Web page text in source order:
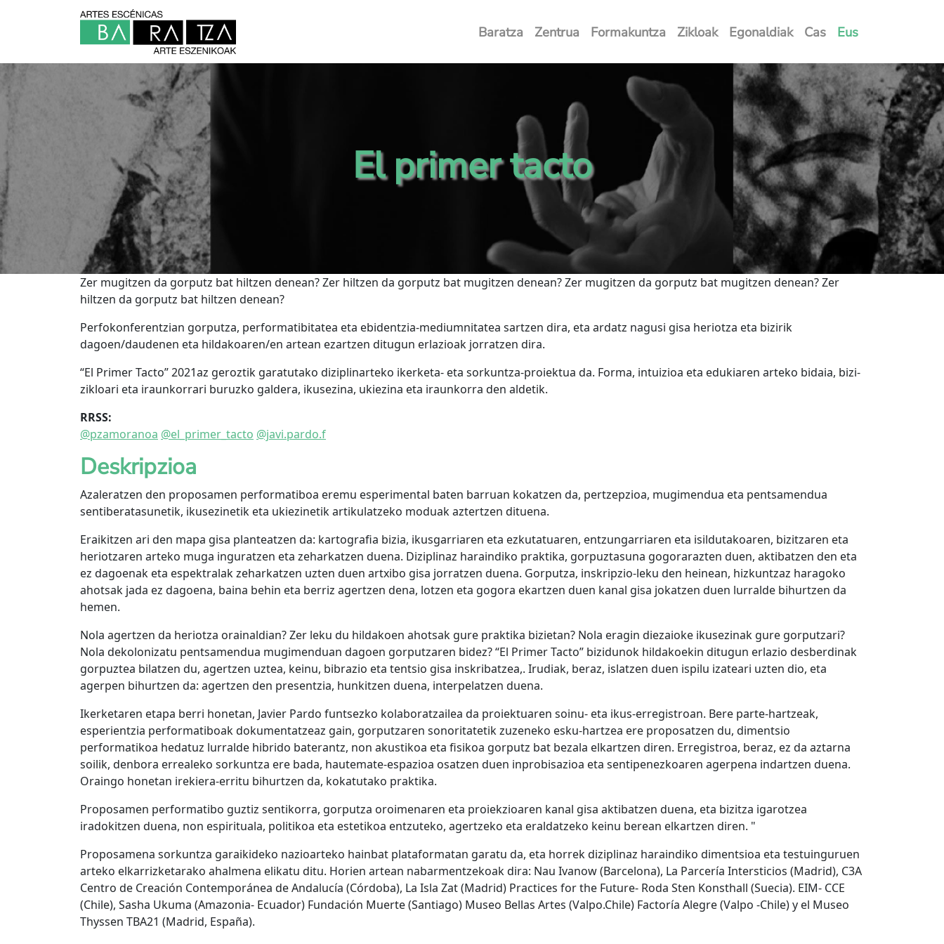
Baratza Zentrua Formakuntza Zikloak Egonaldiak Cas Eus
El primer tacto
Zer mugitzen da gorputz bat hiltzen denean? Zer hiltzen da gorputz bat mugitzen denean? Zer mugitzen da gorputz bat mugitzen denean? Zer
hiltzen da gorputz bat hiltzen denean?
Perfokonferentzian gorputza, performatibitatea eta ebidentzia-mediumnitatea sartzen dira, eta ardatz nagusi gisa heriotza eta bizirik
dagoen/daudenen eta hildakoaren/en artean ezartzen ditugun erlazioak jorratzen dira.
“El Primer Tacto” 2021az geroztik garatutako diziplinarteko ikerketa- eta sorkuntza-proiektua da. Forma, intuizioa eta edukiaren arteko bidaia, bizi-
zikloari eta iraunkorrari buruzko galdera, ikusezina, ukiezina eta iraunkorra den aldetik.
RRSS:
@pzamoranoa @el_primer_tacto @javi.pardo.f
Deskripzioa
Azaleratzen den proposamen performatiboa eremu esperimental baten barruan kokatzen da, pertzepzioa, mugimendua eta pentsamendua
sentiberatasunetik, ikusezinetik eta ukiezinetik artikulatzeko moduak aztertzen dituena.
Eraikitzen ari den mapa gisa planteatzen da: kartografia bizia, ikusgarriaren eta ezkutatuaren, entzungarriaren eta isildutakoaren, bizitzaren eta
heriotzaren arteko muga inguratzen eta zeharkatzen duena. Diziplinaz haraindiko praktika, gorpuztasuna gogorarazten duen, aktibatzen den eta
ez dagoenak eta espektralak zeharkatzen uzten duen artxibo gisa jorratzen duena. Gorputza, inskripzio-leku den heinean, hizkuntzaz haragoko
ahotsak jada ez dagoena, baina behin eta berriz agertzen dena, lotzen eta gogora ekartzen duen kanal gisa jokatzen duen lurralde bihurtzen da
hemen.
Nola agertzen da heriotza orainaldian? Zer leku du hildakoen ahotsak gure praktika bizietan? Nola eragin diezaioke ikusezinak gure gorputzari?
Nola dekolonizatu pentsamendua mugimenduan dagoen gorputzaren bidez? “El Primer Tacto” bizidunok hildakoekin ditugun erlazio desberdinak
gorpuztea bilatzen du, agertzen uztea, keinu, bibrazio eta tentsio gisa inskribatzea,. Irudiak, beraz, islatzen duen ispilu izateari uzten dio, eta
agerpen bihurtzen da: agertzen den presentzia, hunkitzen duena, interpelatzen duena.
Ikerketaren etapa berri honetan, Javier Pardo funtsezko kolaboratzailea da proiektuaren soinu- eta ikus-erregistroan. Bere parte-hartzeak,
esperientzia performatiboak dokumentatzeaz gain, gorputzaren sonoritatetik zuzeneko esku-hartzea ere proposatzen du, dimentsio
performatikoa hedatuz lurralde hibrido baterantz, non akustikoa eta fisikoa gorputz bat bezala elkartzen diren. Erregistroa, beraz, ez da aztarna
soilik, denbora errealeko sorkuntza ere bada, hautemate-espazioa osatzen duen inprobisazioa eta sentipenezkoaren agerpena indartzen duena.
Oraingo honetan irekiera-erritu bihurtzen da, kokatutako praktika.
Proposamen performatibo guztiz sentikorra, gorputza oroimenaren eta proiekzioaren kanal gisa aktibatzen duena, eta bizitza igarotzea
iradokitzen duena, non espirituala, politikoa eta estetikoa entzuteko, agertzeko eta eraldatzeko keinu berean elkartzen diren. "
Proposamena sorkuntza garaikideko nazioarteko hainbat plataformatan garatu da, eta horrek diziplinaz haraindiko dimentsioa eta testuinguruen
arteko elkarrizketarako ahalmena elikatu ditu. Horien artean nabarmentzekoak dira: Nau Ivanow (Barcelona), La Parcería Intersticios (Madrid), C3A
Centro de Creación Contemporánea de Andalucía (Córdoba), La Isla Zat (Madrid) Practices for the Future- Roda Sten Konsthall (Suecia). EIM- CCE
(Chile), Sasha Ukuma (Amazonia- Ecuador) Fundación Muerte (Santiago) Museo Bellas Artes (Valpo.Chile) Factoría Alegre (Valpo -Chile) y el Museo
Thyssen TBA21 (Madrid, España).